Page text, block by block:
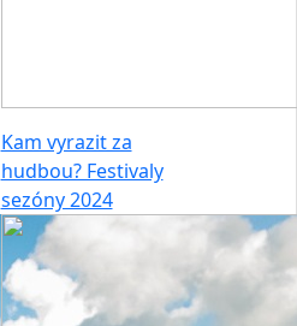
Kam vyrazit za
hudbou? Festivaly
sezóny 2024